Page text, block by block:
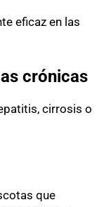
eficaz en las
crónicas
cirrosis o
que